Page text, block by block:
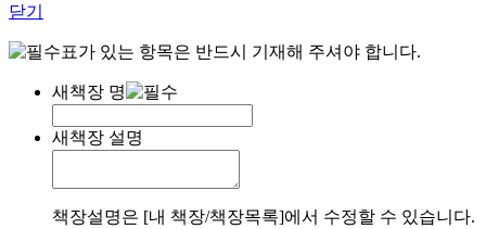
닫기
표가 있는 항목은 반드시 기재해 주셔야 합니다.
새책장 명
새책장 설명
책장설명은 [내 책장/책장목록]에서 수정할 수 있습니다.